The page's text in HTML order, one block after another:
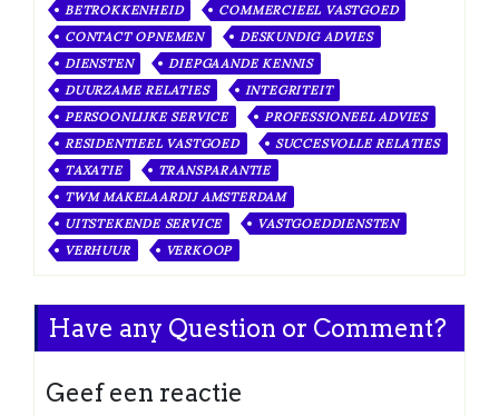
BETROKKENHEID
COMMERCIEEL VASTGOED
CONTACT OPNEMEN
DESKUNDIG ADVIES
DIENSTEN
DIEPGAANDE KENNIS
DUURZAME RELATIES
INTEGRITEIT
PERSOONLIJKE SERVICE
PROFESSIONEEL ADVIES
RESIDENTIEEL VASTGOED
SUCCESVOLLE RELATIES
TAXATIE
TRANSPARANTIE
TWM MAKELAARDIJ AMSTERDAM
UITSTEKENDE SERVICE
VASTGOEDDIENSTEN
VERHUUR
VERKOOP
Have any Question or Comment?
Geef een reactie